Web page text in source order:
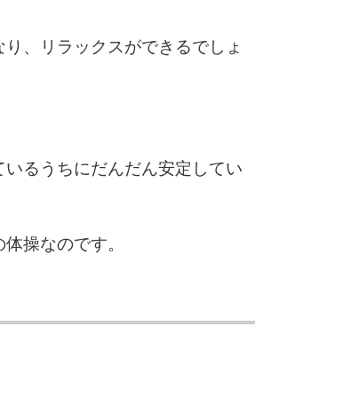
、リラックスができるでしょ
るうちにだんだん安定してい
操なのです。